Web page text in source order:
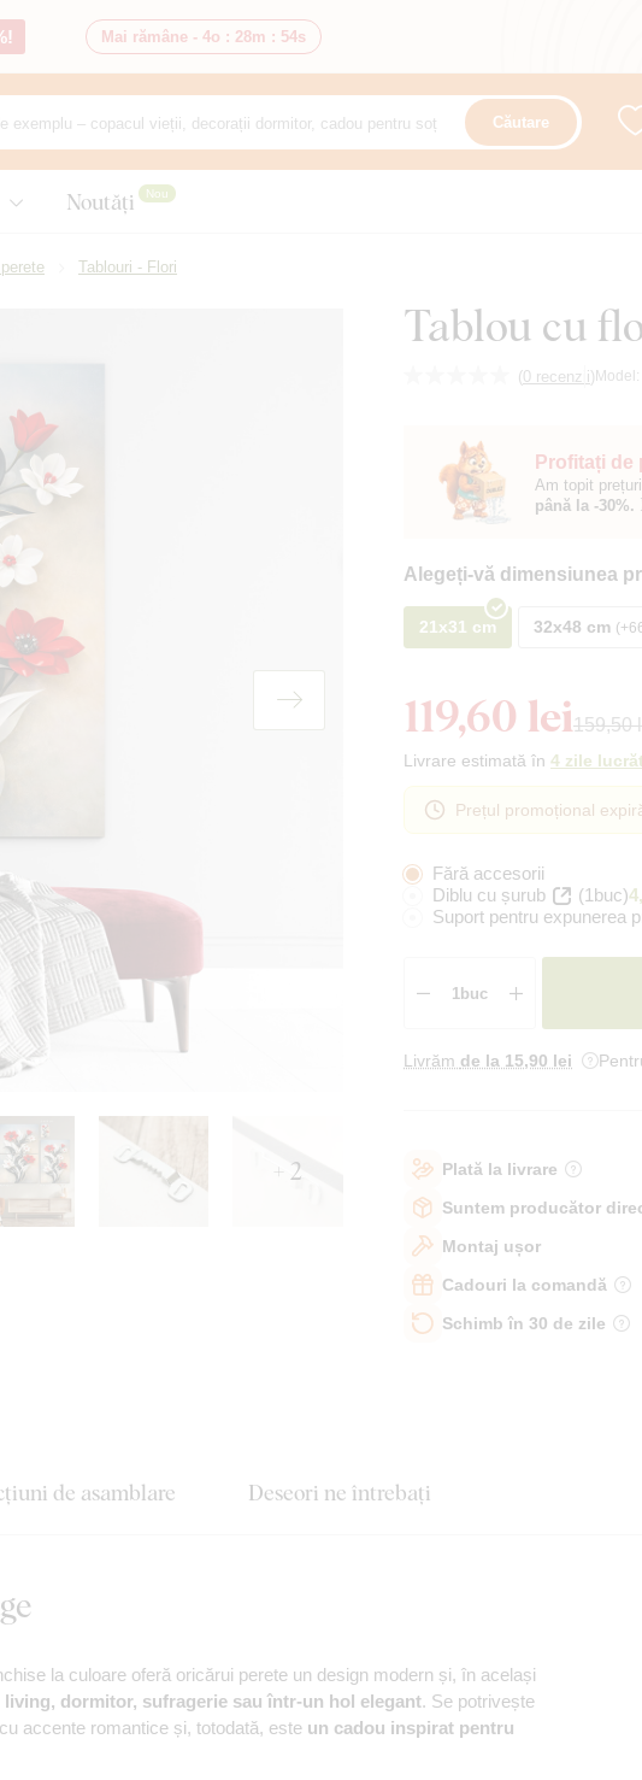
Mai rămâne - 4o : 28m : 53s
Căutare
Noutăți Nou
Tablouri - Flori
Tablou cu
(0 recenzii) Model:
+ 2
Profitați de
Am topit
până la -30%.
Alegeți-vă dimensiunea
21x31 cm 32x48 cm
119,60 lei159,50
Livrare estimată în 4 zile
Prețul promoțional
Fără accesorii
Diblu cu șurub
(1buc)
Suport pentru expunerea
Livrăm de la 15,90 lei
Plată la livrare
Suntem producător
Montaj ușor
Cadouri la comandă
Schimb în 30 de zile
de asamblare Deseori ne întrebați
la culoare oferă oricărui perete un design modern și, în același
living, dormitor, sufragerie sau într-un hol elegant. Se potrivește
accente romantice și, totodată, este un cadou inspirat pentru